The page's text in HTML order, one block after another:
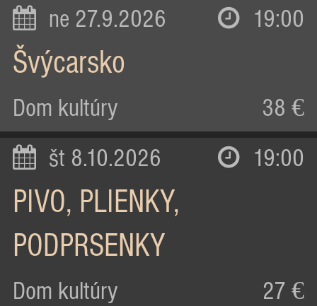
ne 27.9.2026 19:00
Švýcarsko
Dom kultúry 38 €
št 8.10.2026 19:00
PIVO, PLIENKY,
PODPRSENKY
Dom kultúry 27 €